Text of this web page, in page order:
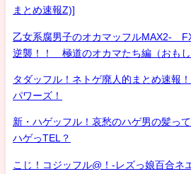
まとめ速報Z)]
乙女系腐男子のオカマッフルMAX2-
逆襲！！ 極道のオカマたち編（おもし
タダッフル！ネトゲ廃人的まとめ速報
パワーズ！
新・ハゲッフル！哀愁のハゲ男の髪っ
ハゲっTEL？
こじ！コジッフル@！-レズっ娘百合ネ